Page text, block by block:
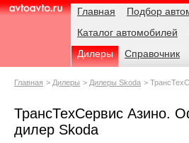
AvtoAvto.ru
Навигация Главная
Подбор
Каталог автомобилей
Дилеры
Справочник
Родительские
Главная Дилеры Дилеры Skoda
ТрансТехСервис Азино.
дилер Skoda